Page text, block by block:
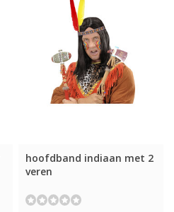
hoofdband indiaan met 2
veren